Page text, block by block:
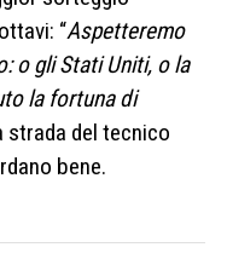
“Aspetteremo
o gli Stati Uniti, o la
la fortuna di
strada del tecnico
bene.